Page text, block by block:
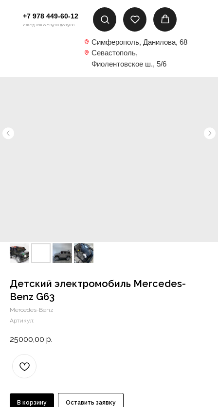
Севастополь,
Фиолентовское ш., 5/6
Симферополь, Данилова, 68
+7 978 449-60-12
ежедневно с 09:00 до 19:00
Детский электромобиль Mercedes-
Benz G63
Mercedes-Benz
Артикул:
25000,00 р.
В корзину Оставить заявку